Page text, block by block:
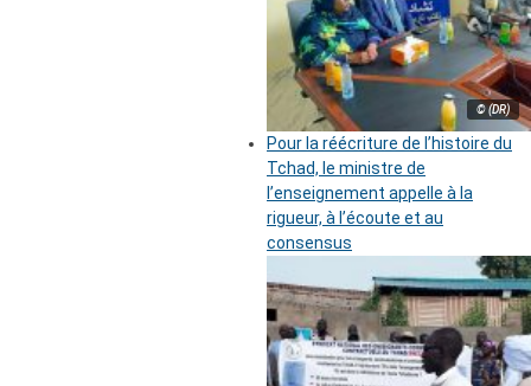
© (DR)
Pour la réécriture de l’histoire du
Tchad, le ministre de
l’enseignement appelle à la
rigueur, à l’écoute et au
consensus